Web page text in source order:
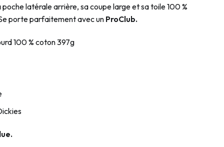
poche latérale arrière, sa coupe large et sa toile 100 %
porte parfaitement avec un ProClub.
100 % coton 397g